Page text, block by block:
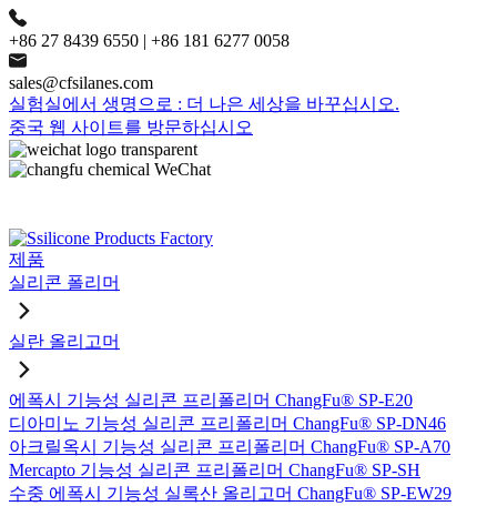
+86 27 8439 6550 | +86 181 6277 0058
sales@cfsilanes.com
실험실에서 생명으로 : 더 나은 세상을 바꾸십시오.
중국 웹 사이트를 방문하십시오
제품
실리콘 폴리머
실란 올리고머
에폭시 기능성 실리콘 프리폴리머 ChangFu® SP-E20
디아미노 기능성 실리콘 프리폴리머 ChangFu® SP-DN46
아크릴옥시 기능성 실리콘 프리폴리머 ChangFu® SP-A70
Mercapto 기능성 실리콘 프리폴리머 ChangFu® SP-SH
수중 에폭시 기능성 실록산 올리고머 ChangFu® SP-EW29